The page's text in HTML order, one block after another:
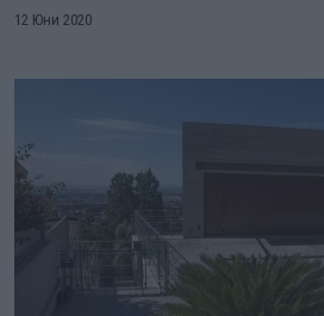
12 Юни 2020